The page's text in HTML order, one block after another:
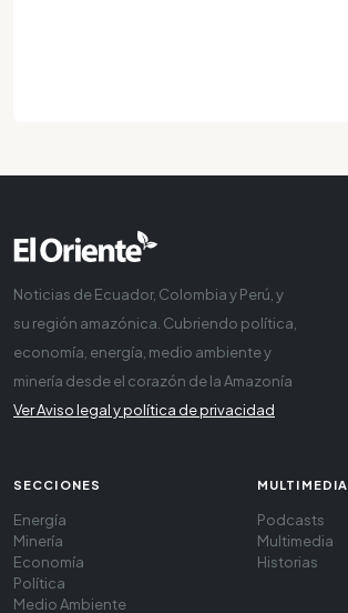
Noticias de Ecuador, Colombia y Perú, y
su región amazónica. Cubriendo política,
economía, energía, medio ambiente y
minería desde el corazón de la Amazonía
Ver Aviso legal y política de privacidad
SECCIONES
Energía
Minería
Economía
Política
Medio Ambiente
MULTIMEDIA
Podcasts
Multimedia
Historias